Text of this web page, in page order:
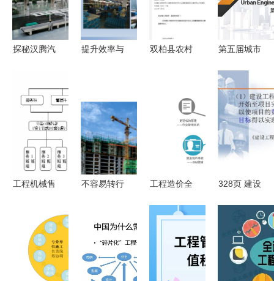
实施路径
探秘汉腾汽
品质，软件
开发赋能制
造升级
提升效率与
善案例全景
解析
双柏县农村
费系统的数
字化解决方
第五届城市
科学国际会
议
（ICUEMS
2024）下
的软件开发
工程机械售
的优化策略
与工程管理
服务的融合
不容易转行
性强，工作
对口率高
——软件开
工程造价全
内涵及其在
工程管理服
务中的应用
328页 建设
理理论与实
务 ppt